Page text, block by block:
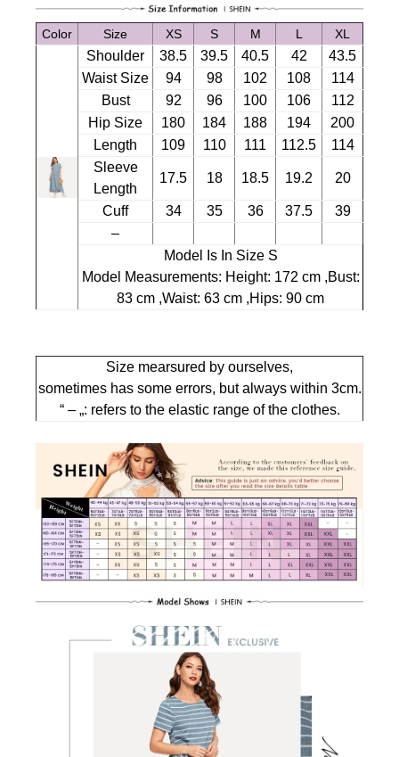
A
Line
количина
Color Size XS S M L XL
Shoulder 38.5 39.5 40.5 42
43.5
Waist Size
94 98 102 108
114
Bust
92 96 100 106
112
Hip Size
180 184 188 194
200
Length
109 110 111 112.5
114
Sleeve
Length
17.5 18 18.5 19.2 20
Cuff 34 35 36 37.5
39
–
Model Is In Size S
Model Measurements: Height: 172 cm ,Bust:
83 cm ,Waist: 63 cm ,Hips: 90 cm
Size mearsured by ourselves,
sometimes has some errors, but always within 3cm.
“ – „: refers to the elastic range of the clothes.